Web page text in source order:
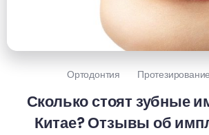
Ортодонтия
Сколько стоят зубные
Китае? Отзывы об